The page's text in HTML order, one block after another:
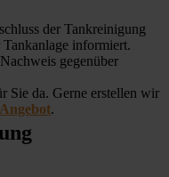
der Tankreinigung
informiert.
gegenüber
Sie da. Gerne erstellen wir
.